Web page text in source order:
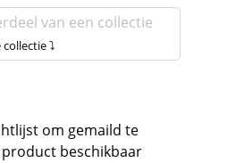
van een collectie
⤵
om gemaild te
beschikbaar